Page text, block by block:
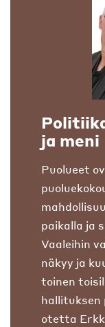
ja meni
Puolueet
paikalla ja
Vaaleihin
näkyy ja
toinen
hallituksen
otetta